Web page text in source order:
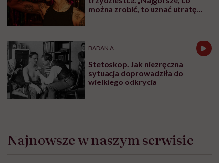
można zrobić, to uznać utratę
BADANIA
Stetoskop. Jak niezręczna
sytuacja doprowadziła do
wielkiego odkrycia
Najnowsze w naszym serwisie